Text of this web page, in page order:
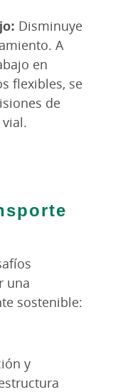
Disminuye
A
en
flexibles, se
de
una
sostenible:
y